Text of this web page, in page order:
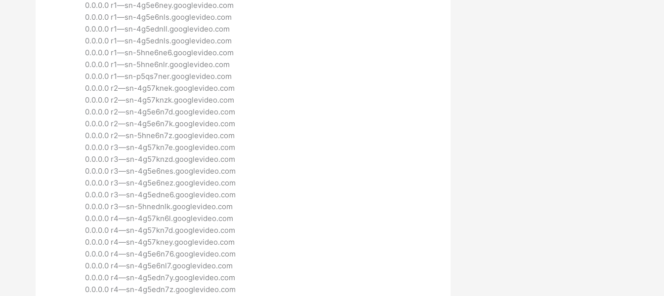
0.0.0.0 r1—sn-4g5e6ney.googlevideo.com
0.0.0.0 r1—sn-4g5e6nls.googlevideo.com
0.0.0.0 r1—sn-4g5ednll.googlevideo.com
0.0.0.0 r1—sn-4g5ednls.googlevideo.com
0.0.0.0 r1—sn-5hne6ne6.googlevideo.com
0.0.0.0 r1—sn-5hne6nlr.googlevideo.com
0.0.0.0 r1—sn-p5qs7ner.googlevideo.com
0.0.0.0 r2—sn-4g57knek.googlevideo.com
0.0.0.0 r2—sn-4g57knzk.googlevideo.com
0.0.0.0 r2—sn-4g5e6n7d.googlevideo.com
0.0.0.0 r2—sn-4g5e6n7k.googlevideo.com
0.0.0.0 r2—sn-5hne6n7z.googlevideo.com
0.0.0.0 r3—sn-4g57kn7e.googlevideo.com
0.0.0.0 r3—sn-4g57knzd.googlevideo.com
0.0.0.0 r3—sn-4g5e6nes.googlevideo.com
0.0.0.0 r3—sn-4g5e6nez.googlevideo.com
0.0.0.0 r3—sn-4g5edne6.googlevideo.com
0.0.0.0 r3—sn-5hnednlk.googlevideo.com
0.0.0.0 r4—sn-4g57kn6l.googlevideo.com
0.0.0.0 r4—sn-4g57kn7d.googlevideo.com
0.0.0.0 r4—sn-4g57kney.googlevideo.com
0.0.0.0 r4—sn-4g5e6n76.googlevideo.com
0.0.0.0 r4—sn-4g5e6nl7.googlevideo.com
0.0.0.0 r4—sn-4g5edn7y.googlevideo.com
0.0.0.0 r4—sn-4g5edn7z.googlevideo.com